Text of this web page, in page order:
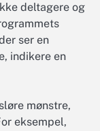
deltagere og
ser en
indikere en
mønstre,
eksempel,